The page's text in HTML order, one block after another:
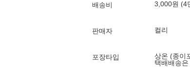
배송비 3,000원 (4
판매자 컬리
포장타입
상온 (종이
택배배송